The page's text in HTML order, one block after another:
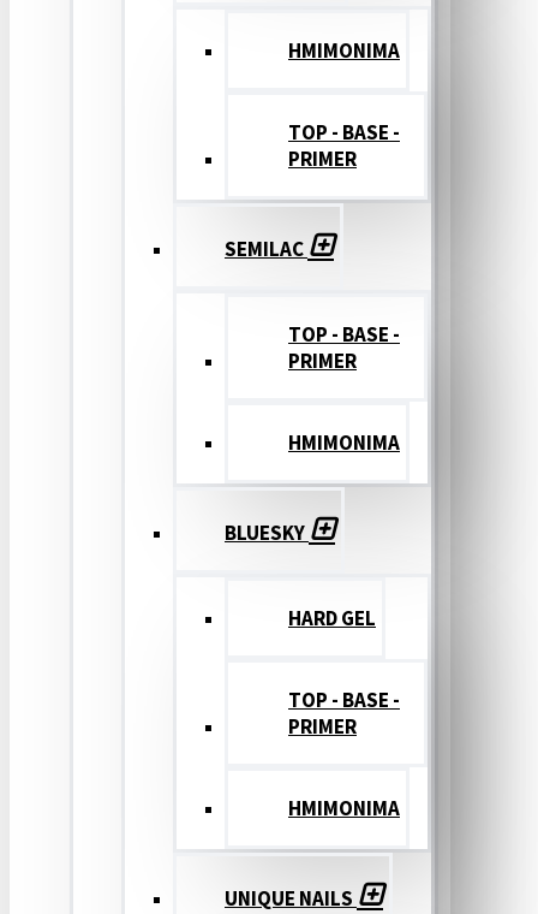
HMIMONIMA
TOP - BASE -
PRIMER
SEMILAC
TOP - BASE -
PRIMER
ΗΜΙΜΟΝΙΜΑ
BLUESKY
HARD GEL
TOP - BASE -
PRIMER
ΗΜΙΜΟΝΙΜΑ
UNIQUE NAILS